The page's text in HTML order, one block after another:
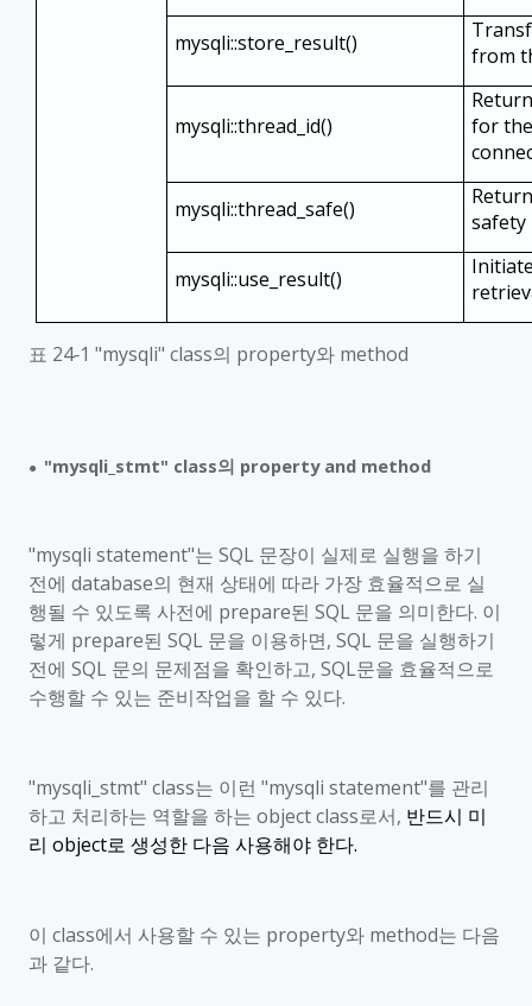
mysqli::store_result()
from
mysqli::thread_id()
for
mysqli::thread_safe()
safety
mysqli::use_result()
표 24‑1 "mysqli" class의 property와 method
● "mysqli_stmt" class의 property and method
"mysqli statement"는 SQL 문장이 실제로 실행을 하기
전에 database의 현재 상태에 따라 가장 효율적으로 실
행될 수 있도록 사전에 prepare된 SQL 문을 의미한다. 이
렇게 prepare된 SQL 문을 이용하면, SQL 문을 실행하기
전에 SQL 문의 문제점을 확인하고, SQL문을 효율적으로
수행할 수 있는 준비작업을 할 수 있다.
"mysqli_stmt" class는 이런 "mysqli statement"를 관리
하고 처리하는 역할을 하는 object class로서, 반드시 미
리 object로 생성한 다음 사용해야 한다.
이 class에서 사용할 수 있는 property와 method는 다음
과 같다.